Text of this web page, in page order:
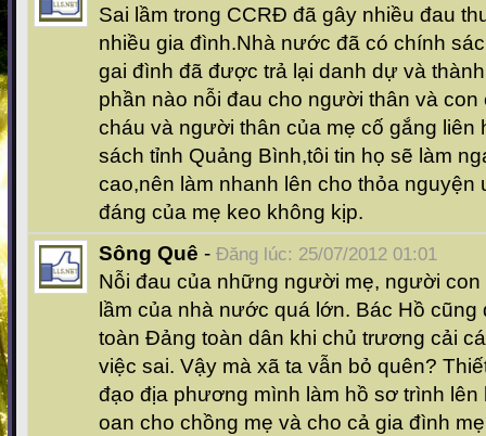
Sai lầm trong CCRĐ đã gây nhiều đau
nhiều gia đình.Nhà nước đã có chính
gai đình đã được trả lại danh dự và
phần nào nỗi đau cho người thân và con
cháu và người thân của mẹ cố gắng liên
sách tỉnh Quảng Bình,tôi tin họ sẽ làm
cao,nên làm nhanh lên cho thỏa
đáng của mẹ keo không kịp.
Sông Quê - Đăng lúc: 25/07/2012 01:01
Nỗi đau của những người mẹ, người
lầm của nhà nước quá lớn. Bác Hồ
toàn Đảng toàn dân khi chủ trương cải
việc sai. Vậy mà xã ta vẫn bỏ quên?
đạo địa phương mình làm hồ sơ trình lên
oan cho chồng mẹ và cho cả gia đình